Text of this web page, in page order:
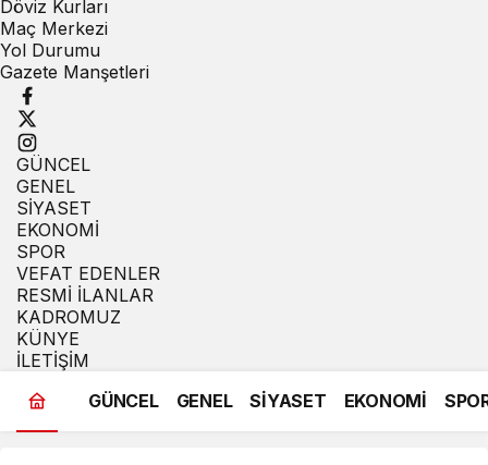
Döviz Kurları
Maç Merkezi
Yol Durumu
Gazete Manşetleri
GÜNCEL
GENEL
SİYASET
EKONOMİ
SPOR
VEFAT EDENLER
RESMİ İLANLAR
KADROMUZ
KÜNYE
İLETİŞİM
GÜNCEL
GENEL SİYASET EKONOMİ